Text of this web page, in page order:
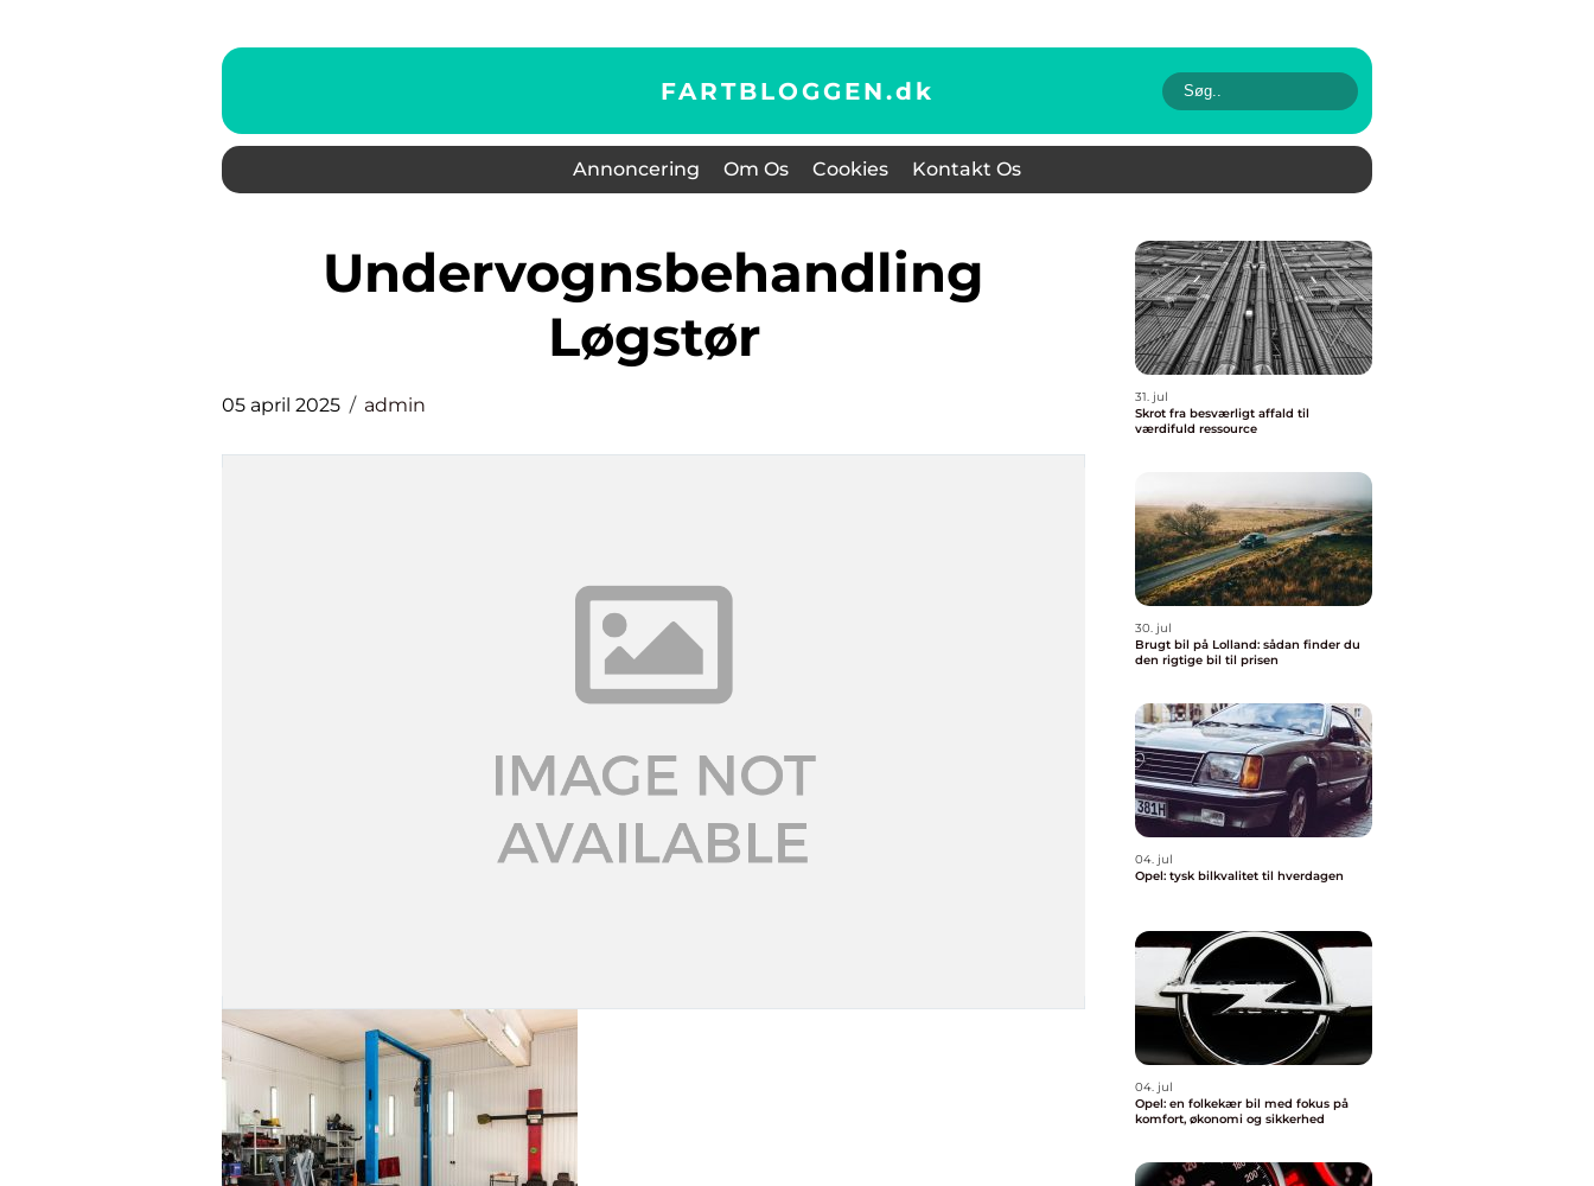
FARTBLOGGEN.dk
Annoncering Om Os Cookies Kontakt Os
undervognsbehandling
Løgstør
05 april 2025 admin
31. jul
Skrot fra besværligt affald til
værdifuld ressource
30. jul
Brugt bil på Lolland: sådan finder du
den rigtige bil til prisen
04. jul
Opel: tysk bilkvalitet til hverdagen
04. jul
Opel: en folkekær bil med fokus på
komfort, økonomi og sikkerhed